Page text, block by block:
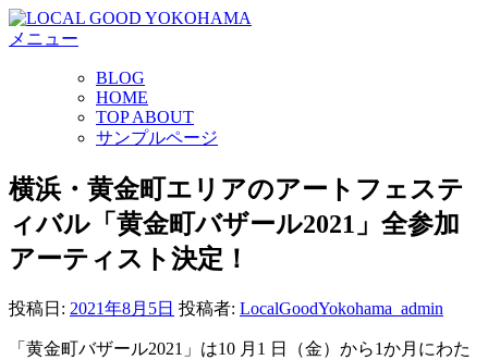
コ
ン
キ
ッ
プ
メニュー
BLOG
HOME
TOP ABOUT
サンプルページ
横浜・黄金町エリアのアートフェステ
ィバル「黄金町バザール2021」全参加
アーティスト決定！
投稿日: 2021年8月5日 投稿者: LocalGoodYokohama_admin
「黄金町バザール2021」は10 月1 日（金）から1か月にわた